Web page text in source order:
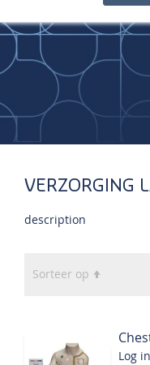
Medical
VERZORGING
description
Sorteer op
sorteren
Log